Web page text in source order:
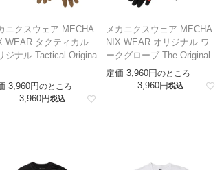
ニクスウェア MECHA
WEAR タクティカル
ジナル Tactical Origina
3,960 のところ
3,960 税込
メカニクスウェア MECHA
NIX WEAR オリジナル ワ
ークグローブ The Original
定価 3,960 のところ
3,960 税込